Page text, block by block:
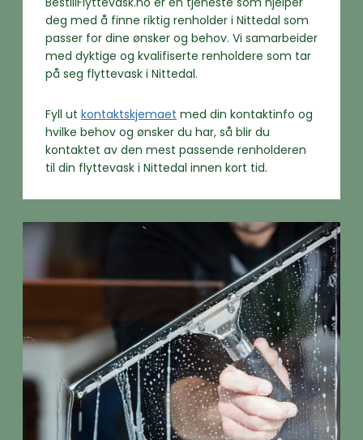
deg med å finne riktig renholder i Nittedal som
passer for dine ønsker og behov. Vi samarbeider
med dyktige og kvalifiserte renholdere som tar
på seg flyttevask i Nittedal.
Fyll ut kontaktskjemaet med din kontaktinfo og
hvilke behov og ønsker du har, så blir du
kontaktet av den mest passende renholderen
til din flyttevask i Nittedal innen kort tid.